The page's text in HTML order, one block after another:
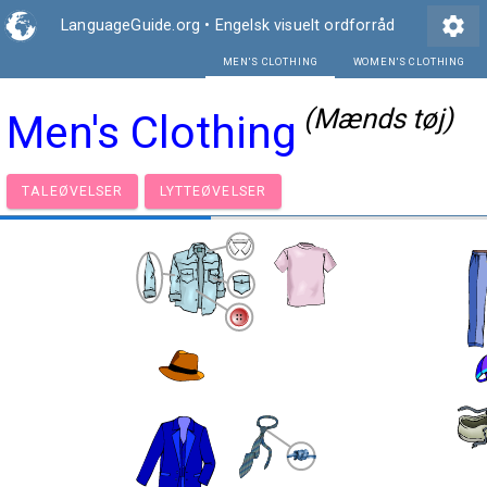
LanguageGuide.org • Engelsk visuelt ordforråd settings
Men's Clothing (Mænds tøj)
TALEØVELSER LYTTEØVELSER